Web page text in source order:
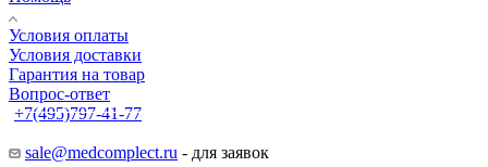
Условия оплаты
Условия доставки
Гарантия на товар
Вопрос-ответ
+7(495)797-41-77
sale@medcomplect.ru - для заявок